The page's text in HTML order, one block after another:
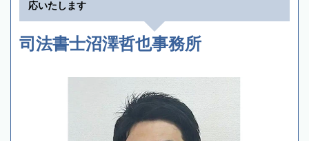
応いたします
司法書士沼澤哲也事務所